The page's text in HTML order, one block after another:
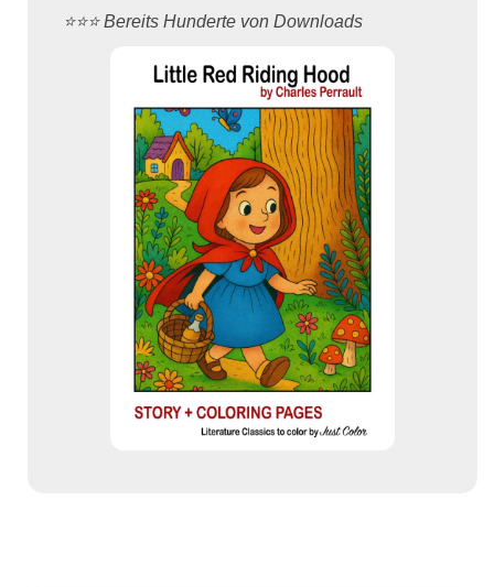
⭐️⭐️⭐️ Bereits Hunderte von Downloads